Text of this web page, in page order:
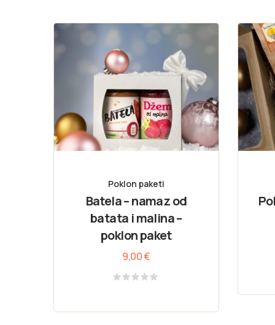
Poklon paketi
Batela – namaz od
batata i malina –
poklon paket
9,00€